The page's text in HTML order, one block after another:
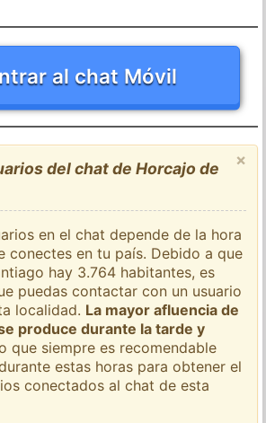
al chat Móvil
×
del chat de Horcajo de
en el chat depende de la hora
conectes en tu país. Debido a que
hay 3.764 habitantes, es
puedas contactar con un usuario
localidad. La mayor afluencia de
produce durante la tarde y
que siempre es recomendable
estas horas para obtener el
conectados al chat de esta